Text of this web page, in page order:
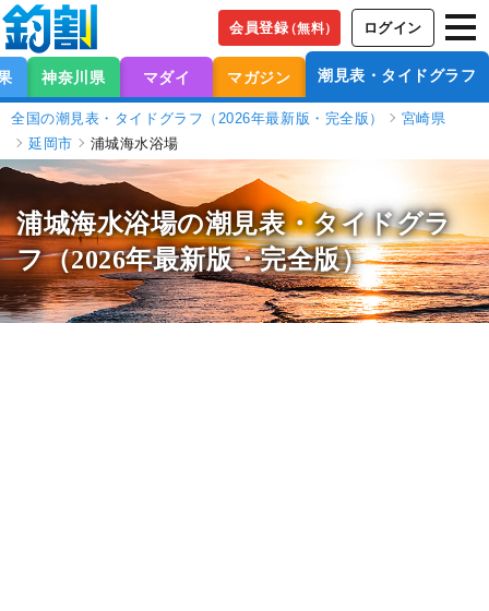
会員登録（無料） ログイン
神奈川県 マダイ マガジン 潮見表・タイドグラフ
全国の潮見表・タイドグラフ（2026年最新版・完全版）
宮崎県
延岡市
浦城海水浴場
浦城海水浴場の潮見表・タイドグラ
フ（2026年最新版・完全版）